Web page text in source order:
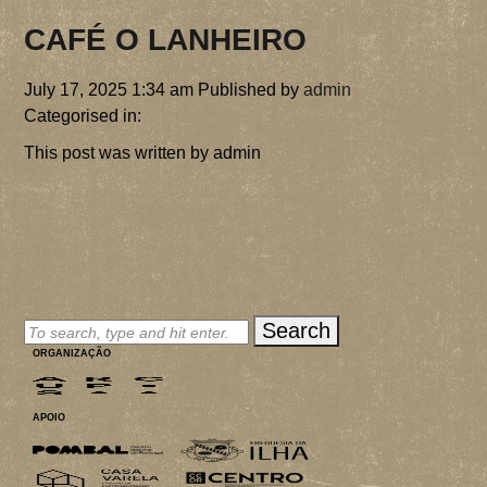
INSCRIÇÕES
PARCEIROS
CONTACTOS
CAFÉ O LANHEIRO
July 17, 2025 1:34 am Published byadmin
Categorised in:
This post was written by admin
Search
ORGANIZAÇÃO
APOIO